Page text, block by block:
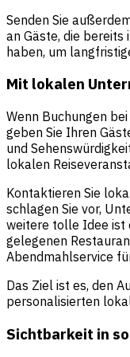
Senden Sie
an Gäste, die
haben, um
Mit lokalen
Wenn Buchungen
geben Sie Ihren
und
lokalen
Kontaktieren Sie
schlagen Sie vor,
weitere tolle Idee ist
gelegenen
Abendmahlservice
Das Ziel ist es, den
personalisierten
Sichtbarkeit in